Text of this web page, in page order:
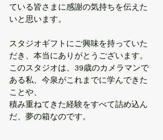
ている皆さまに感謝の気持ちを伝えた
いと思います。
スタジオギフトにご興味を持っていた
だき、本当にありがとうございます。
このスタジオは、39歳のカメラマンで
ある私、今泉がこれまでに学んできた
ことや、
積み重ねてきた経験をすべて詰め込ん
だ、夢の箱なのです。